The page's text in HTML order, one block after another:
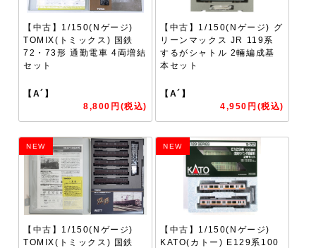
【中古】1/150(Nゲージ)
TOMIX(トミックス) 国鉄
72・73形 通勤電車 4両増結
セット
【A´】
8,800円(税込)
【中古】1/150(Nゲージ) グ
リーンマックス JR 119系
するがシャトル 2輛編成基
本セット
【A´】
4,950円(税込)
NEW
【中古】1/150(Nゲージ)
TOMIX(トミックス) 国鉄
NEW
【中古】1/150(Nゲージ)
KATO(カトー) E129系100